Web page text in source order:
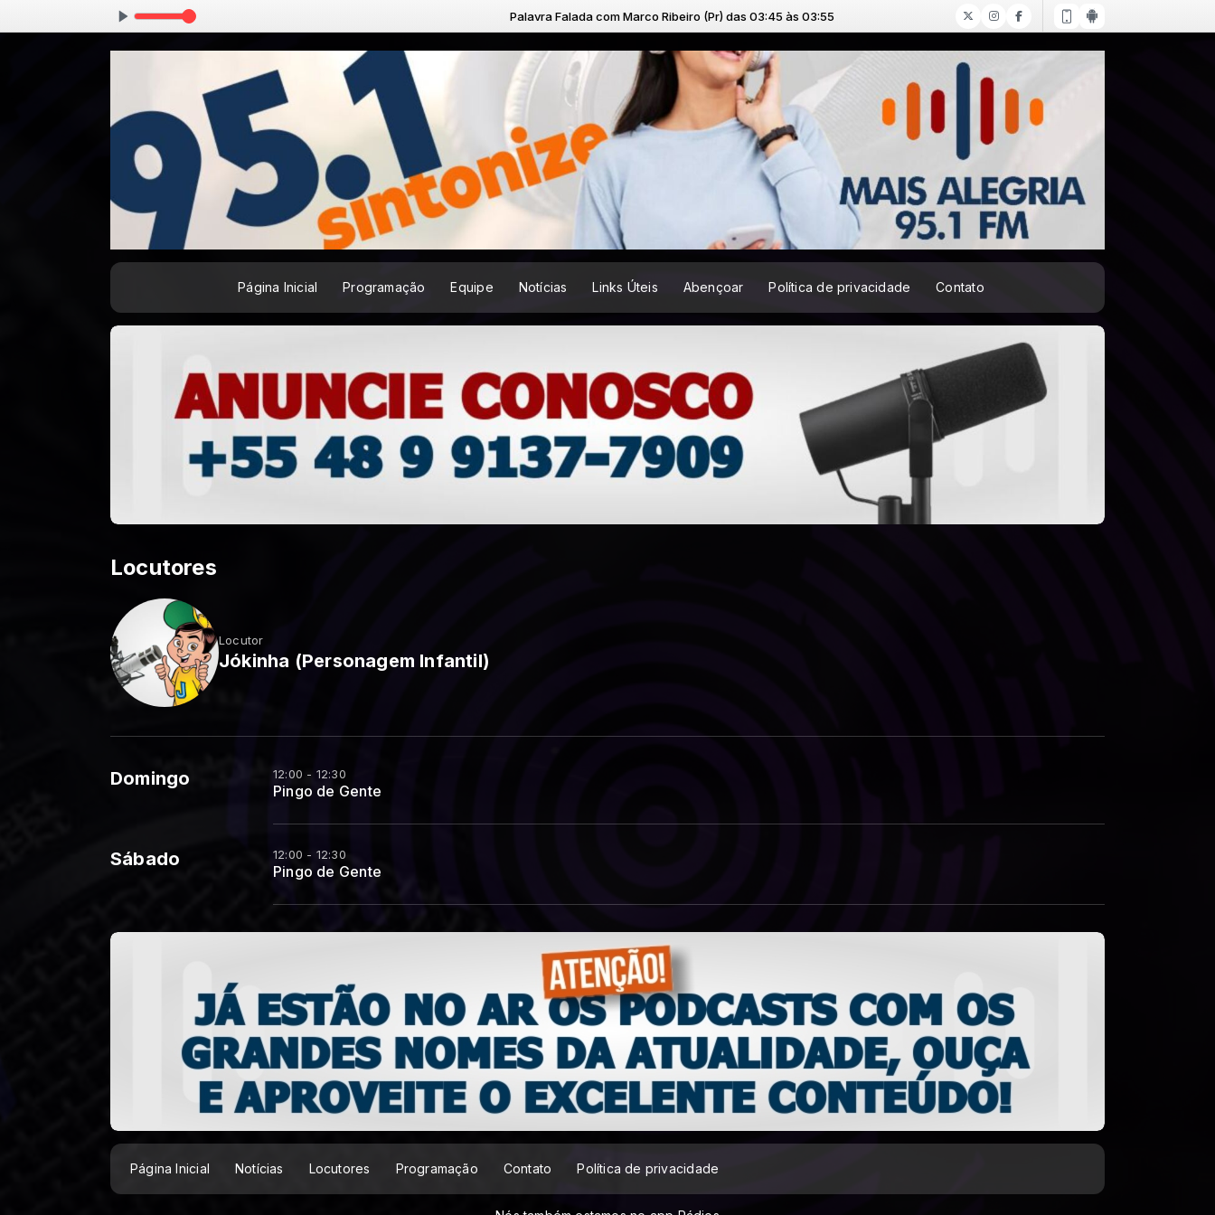
Palavra Falada com Marco Ribeiro (Pr) das 03:45 às 03:55
Página Inicial Programação Equipe Notícias Links Úteis Abençoar Política de privacidade Contato
Locutores
Locutor
Jókinha (Personagem Infantil)
Domingo 12:00 - 12:30
Pingo de Gente
Sábado 12:00 - 12:30
Pingo de Gente
Página Inicial Notícias Locutores Programação Contato Política de privacidade